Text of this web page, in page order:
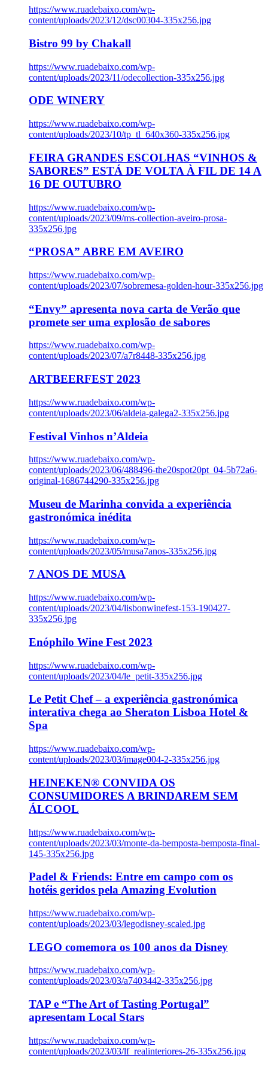
https://www.ruadebaixo.com/wp-
content/uploads/2023/12/dsc00304-335x256.jpg
Bistro 99 by Chakall
https://www.ruadebaixo.com/wp-
content/uploads/2023/11/odecollection-335x256.jpg
ODE WINERY
https://www.ruadebaixo.com/wp-
content/uploads/2023/10/tp_tl_640x360-335x256.jpg
FEIRA GRANDES ESCOLHAS “VINHOS &
SABORES” ESTÁ DE VOLTA À FIL DE 14 A
16 DE OUTUBRO
https://www.ruadebaixo.com/wp-
content/uploads/2023/09/ms-collection-aveiro-prosa-
335x256.jpg
“PROSA” ABRE EM AVEIRO
https://www.ruadebaixo.com/wp-
content/uploads/2023/07/sobremesa-golden-hour-335x256.jpg
“Envy” apresenta nova carta de Verão que
promete ser uma explosão de sabores
https://www.ruadebaixo.com/wp-
content/uploads/2023/07/a7r8448-335x256.jpg
ARTBEERFEST 2023
https://www.ruadebaixo.com/wp-
content/uploads/2023/06/aldeia-galega2-335x256.jpg
Festival Vinhos n’Aldeia
https://www.ruadebaixo.com/wp-
content/uploads/2023/06/488496-the20spot20pt_04-5b72a6-
original-1686744290-335x256.jpg
Museu de Marinha convida a experiência
gastronómica inédita
https://www.ruadebaixo.com/wp-
content/uploads/2023/05/musa7anos-335x256.jpg
7 ANOS DE MUSA
https://www.ruadebaixo.com/wp-
content/uploads/2023/04/lisbonwinefest-153-190427-
335x256.jpg
Enóphilo Wine Fest 2023
https://www.ruadebaixo.com/wp-
content/uploads/2023/04/le_petit-335x256.jpg
Le Petit Chef – a experiência gastronómica
interativa chega ao Sheraton Lisboa Hotel &
Spa
https://www.ruadebaixo.com/wp-
content/uploads/2023/03/image004-2-335x256.jpg
HEINEKEN® CONVIDA OS
CONSUMIDORES A BRINDAREM SEM
ÁLCOOL
https://www.ruadebaixo.com/wp-
content/uploads/2023/03/monte-da-bemposta-bemposta-final-
145-335x256.jpg
Padel & Friends: Entre em campo com os
hotéis geridos pela Amazing Evolution
https://www.ruadebaixo.com/wp-
content/uploads/2023/03/legodisney-scaled.jpg
LEGO comemora os 100 anos da Disney
https://www.ruadebaixo.com/wp-
content/uploads/2023/03/a7403442-335x256.jpg
TAP e “The Art of Tasting Portugal”
apresentam Local Stars
https://www.ruadebaixo.com/wp-
content/uploads/2023/03/lf_realinteriores-26-335x256.jpg